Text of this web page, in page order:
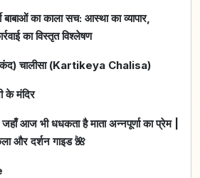
का काला सच: आस्था का व्यापार,
का विस्तृत विश्लेषण
चालीसा (Kartikeya Chalisa)
के मंदिर
जहाँ आज भी धधकता है माता अन्नपूर्णा का प्रेम |
और दर्शन गाइड 🌺